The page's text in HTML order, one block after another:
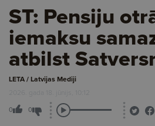
ST: Pensiju
iemaksu
atbilst
LETA / Latvijas Mediji
2026. gada 18. jūnijs, 10:12
0 0